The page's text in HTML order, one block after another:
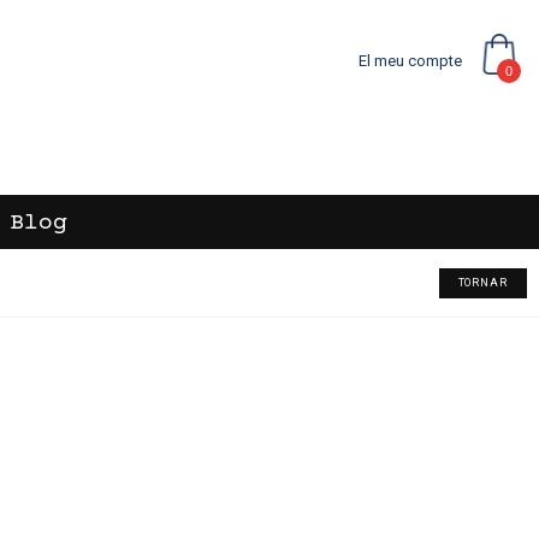
El meu compte
0
Blog
TORNAR